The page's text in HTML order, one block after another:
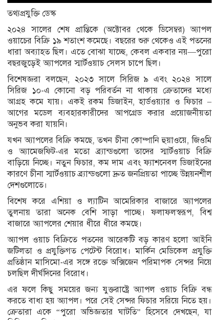
তথ্যপ্রযুক্তি ডেস্ক
২০২৪ সালের শেষ প্রান্তিকে (অক্টোবর থেকে ডিসেম্বর) অ্যাপল
ওয়াচের বিক্রি ১৯ শতাংশ কমেছে। বছরের শুরু থেকেও এই পতনের
ধারা অব্যাহত ছিল। এতে বোঝা যাচ্ছে, কেবল একবার নয়—পুরো
বছরজুড়েই অ্যাপলের স্মার্টওয়াচ সেলস চাপে ছিল।
বিশেষজ্ঞরা বলছেন, ২০২৩ সালে সিরিজ ৯ এবং ২০২৪ সালে
সিরিজ ১০-এ কোনো বড় পরিবর্তন না থাকায় ক্রেতাদের মধ্যে
আগ্রহ কমে যায়। একই রকম ডিজাইন, হার্ডওয়্যার ও ফিচার –
আগের মডেল ব্যবহারকারীদের আপগ্রেড করার প্রয়োজনীয়তা
অনুভব করা যায়নি।
যখন অ্যাপলের বিক্রি কমছে, তখন চীনা কোম্পানি হুয়াওয়ে, জিওমি
ও অ্যামেজফিট-এর মতো ব্র্যান্ডগুলো তাদের স্মার্টওয়াচ বিক্রি
বাড়িয়ে নিচ্ছে। নতুন ফিচার, কম দাম এবং ফ্যাশনেবল ডিজাইনের
কারণে চীনা স্মার্টওয়াচ ব্র্যান্ডগুলো দ্রুত জনপ্রিয়তা পাচ্ছে উন্নয়নশীল
দেশগুলোতে।
বিশেষ করে এশিয়া ও ল্যাটিন আমেরিকার বাজারে অ্যাপলের
তুলনায় তারা অনেক বেশি সাড়া পাচ্ছে। ফলাফলস্বরূপ, বিশ্ব
বাজারে অ্যাপলের শেয়ার ধীরে ধীরে কমছে।
অ্যাপল ওয়াচ বিক্রিতে পতনের আরেকটি বড় কারণ হলো আইনি
জটিলতা ও প্রযুক্তিগত পেটেন্ট বিরোধ। মার্কিন মেডিকেল প্রযুক্তি
প্রতিষ্ঠান মাসিমো-এর সঙ্গে রক্তে অক্সিজেন পরিমাপক সেন্সর নিয়ে
চলছিল দীর্ঘদিনের বিরোধ।
এর ফলে কিছু সময়ের জন্য যুক্তরাষ্ট্রে অ্যাপল ওয়াচ বিক্রি বন্ধ
করতে বাধ্য হয় অ্যাপল। পরে সেই সেন্সর ফিচার সরিয়ে নিতে হয়।
ক্রেতারা একে “পুরো অভিজ্ঞতার ঘাটতি” হিসেবে দেখছেন, যা